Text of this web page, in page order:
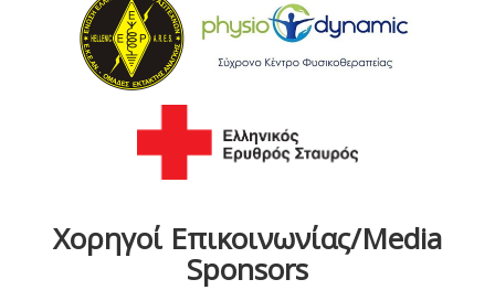
Χορηγοί Επικοινωνίας/Media
Sponsors